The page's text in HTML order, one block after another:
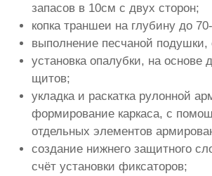
запасов в 10см с двух сторон;
копка траншеи на глубину до
выполнение песчаной подушки,
установка опалубки, на основе
щитов;
укладка и раскатка рулонной
формирование каркаса, с
отдельных элементов
создание нижнего защитного
счёт установки фиксаторов;